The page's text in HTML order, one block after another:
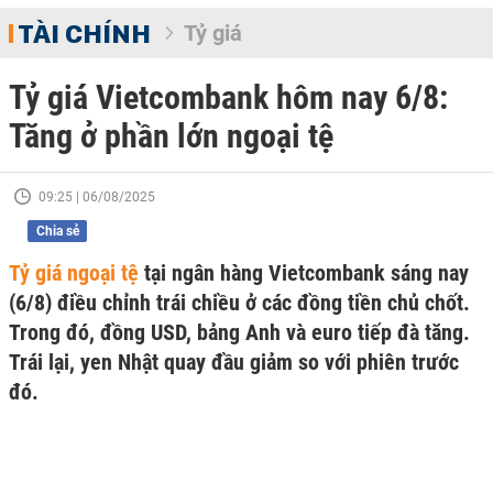
TÀI CHÍNH Tỷ giá
Tỷ giá Vietcombank hôm nay 6/8:
Tăng ở phần lớn ngoại tệ
09:25 | 06/08/2025
Chia sẻ
Tỷ giá ngoại tệ tại ngân hàng Vietcombank sáng nay
(6/8) điều chỉnh trái chiều ở các đồng tiền chủ chốt.
Trong đó, đồng USD, bảng Anh và euro tiếp đà tăng.
Trái lại, yen Nhật quay đầu giảm so với phiên trước
đó.